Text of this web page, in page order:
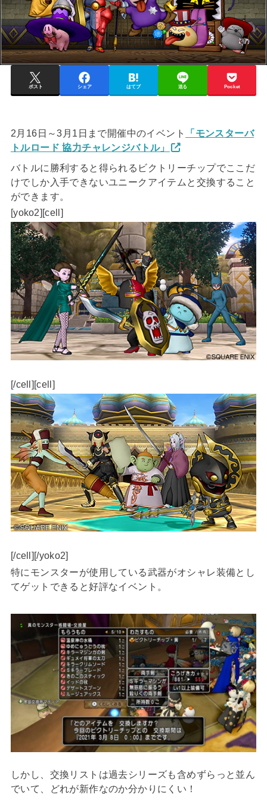
ポスト シェア はてブ 送る Pocket
2月16日～3月1日まで開催中のイベント
「モンスターバ
トルロード 協力チャレンジバトル」
バトルに勝利すると得られるビクトリーチップでここだ
けでしか入手できないユニークアイテムと交換すること
ができます。
[yoko2][cell]
[/cell][cell]
[/cell][/yoko2]
特にモンスターが使用している武器がオシャレ装備とし
てゲットできると好評なイベント。
しかし、交換リストは過去シリーズも含めずらっと並ん
でいて、どれが新作なのか分かりにくい！